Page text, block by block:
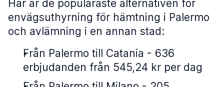
Här är de populäraste alternativen för
envägsuthyrning för hämtning i Palermo
och avlämning i en annan stad:
Från Palermo till Catania - 636
erbjudanden från 545,24 kr per dag